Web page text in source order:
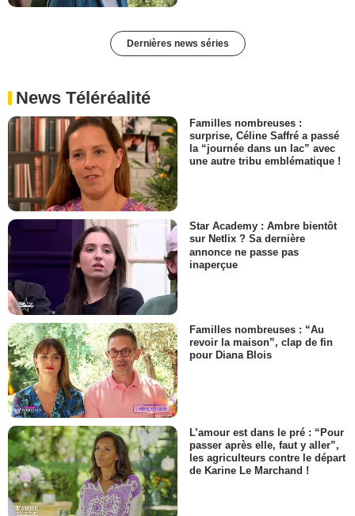
Dernières news séries
News Téléréalité
Familles nombreuses :
surprise, Céline Saffré a passé
la “journée dans un lac” avec
une autre tribu emblématique !
Star Academy : Ambre bientôt
sur Netlix ? Sa dernière
annonce ne passe pas
inaperçue
Familles nombreuses : “Au
revoir la maison”, clap de fin
pour Diana Blois
L’amour est dans le pré : “Pour
passer après elle, faut y aller”,
les agriculteurs contre le départ
de Karine Le Marchand !